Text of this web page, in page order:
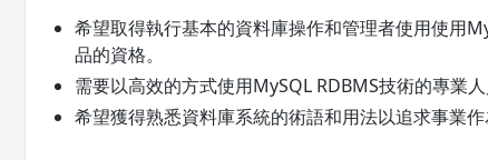
希望取得執行基本的資料庫操作和管理者使用使用
品的資格。
需要以高效的方式使用MySQL RDBMS技術的專業人
希望獲得熟悉資料庫系統的術語和用法以追求事業